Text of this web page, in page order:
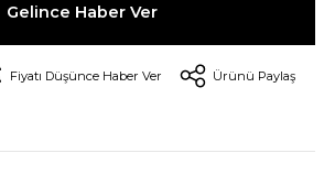
Gelince Haber Ver
Fiyatı Düşünce Haber Ver Ürünü Paylaş